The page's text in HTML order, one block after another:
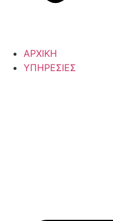
ΑΡΧΙΚΗ
ΥΠΗΡΕΣΙΕΣ